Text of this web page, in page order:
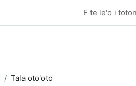
E te le'o i
Tala oto'oto